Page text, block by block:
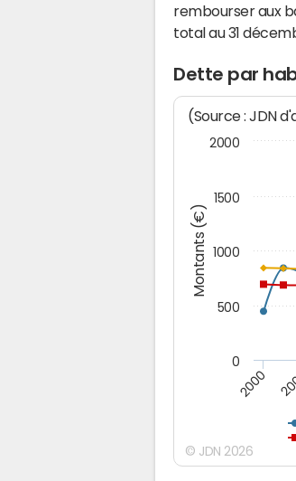
rembourser aux
total au 31
Dette par
Montants (€)
(Source : JDN
2000
0
500
1000
1500
2000
© JDN 2026